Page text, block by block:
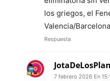
los griegos, el
Valencia/
Respuesta
7 febrero 2026 En